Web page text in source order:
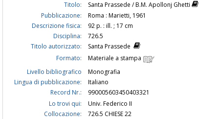
Titolo:
Santa Prassede / B.M. Apollonj Ghetti
Pubblicazione:
Roma : Marietti, 1961
Descrizione fisica:
92 p. : ill. ; 17 cm
Disciplina:
726.5
Titolo autorizzato:
Santa Prassede
Formato:
Materiale a stampa
Livello bibliografico
Monografia
Lingua di pubblicazione:
Italiano
Record Nr.:
990005603450403321
Lo trovi qui:
Univ. Federico II
Collocazione:
726.5 CHIESE 22